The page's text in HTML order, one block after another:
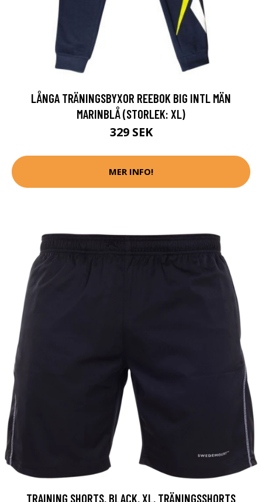
LÅNGA TRÄNINGSBYXOR REEBOK BIG INTL MÄN
MARINBLÅ (STORLEK: XL)
329 SEK
MER INFO!
TRAINING SHORTS, BLACK, XL, TRÄNINGSSHORTS